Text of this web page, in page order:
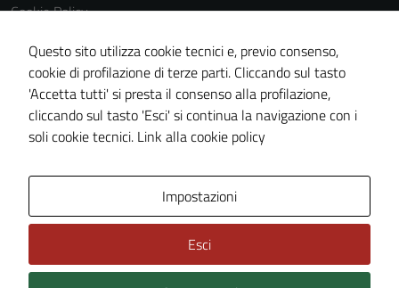
Cookie Policy
Note legali
Dichiarazione di accessibilità
Whistleblowing
Piano di miglioramento del sito
Questo sito utilizza cookie tecnici e, previo consenso,
cookie di profilazione di terze parti. Cliccando sul tasto
'Accetta tutti' si presta il consenso alla profilazione,
cliccando sul tasto 'Esci' si continua la navigazione con i
soli cookie tecnici. Link alla cookie policy
Impostazioni
Esci
di questi
peggiore la
navigazione e
la fruizione
delle
funzionalità
our website